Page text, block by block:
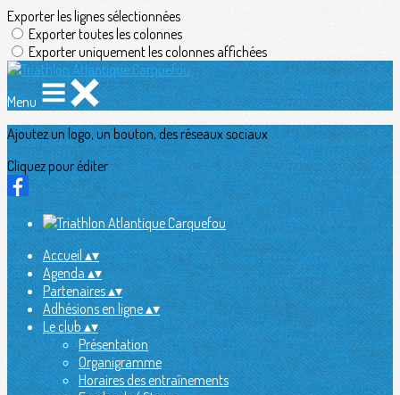
Exporter les lignes sélectionnées
Exporter toutes les colonnes
Exporter uniquement les colonnes affichées
Menu
Ajoutez un logo, un bouton, des réseaux sociaux
Cliquez pour éditer
Accueil▴▾
Agenda▴▾
Partenaires▴▾
Adhésions en ligne▴▾
Le club▴▾
Présentation
Organigramme
Horaires des entraînements